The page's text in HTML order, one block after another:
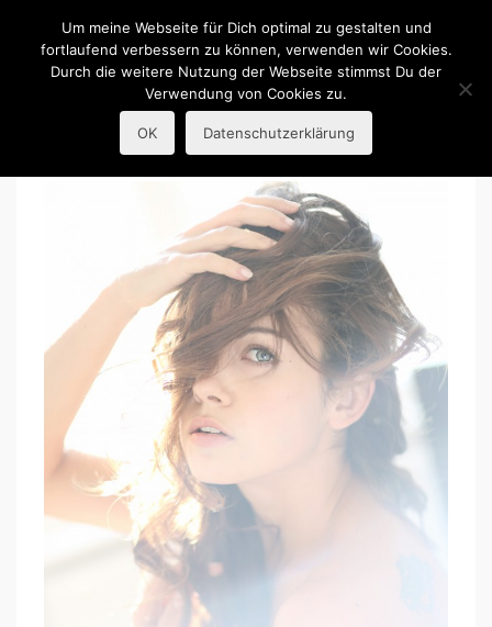
R.Guba
Portraitfotografie
Um meine Webseite für Dich optimal zu gestalten und
fortlaufend verbessern zu können, verwenden wir Cookies.
Durch die weitere Nutzung der Webseite stimmst Du der
Verwendung von Cookies zu.
OK Datenschutzerklärung